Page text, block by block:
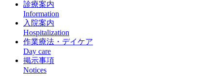
診療案内
Information
入院案内
Hospitalization
作業療法・デイケア
Day care
掲示事項
Notices